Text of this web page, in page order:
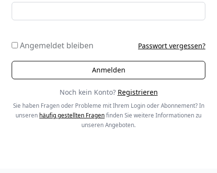
Angemeldet bleiben Passwort vergessen?
Noch kein Konto? Registrieren
Sie haben Fragen oder Probleme mit Ihrem Login oder Abonnement? In
unseren häufig gestellten Fragen finden Sie weitere Informationen zu
unseren Angeboten.